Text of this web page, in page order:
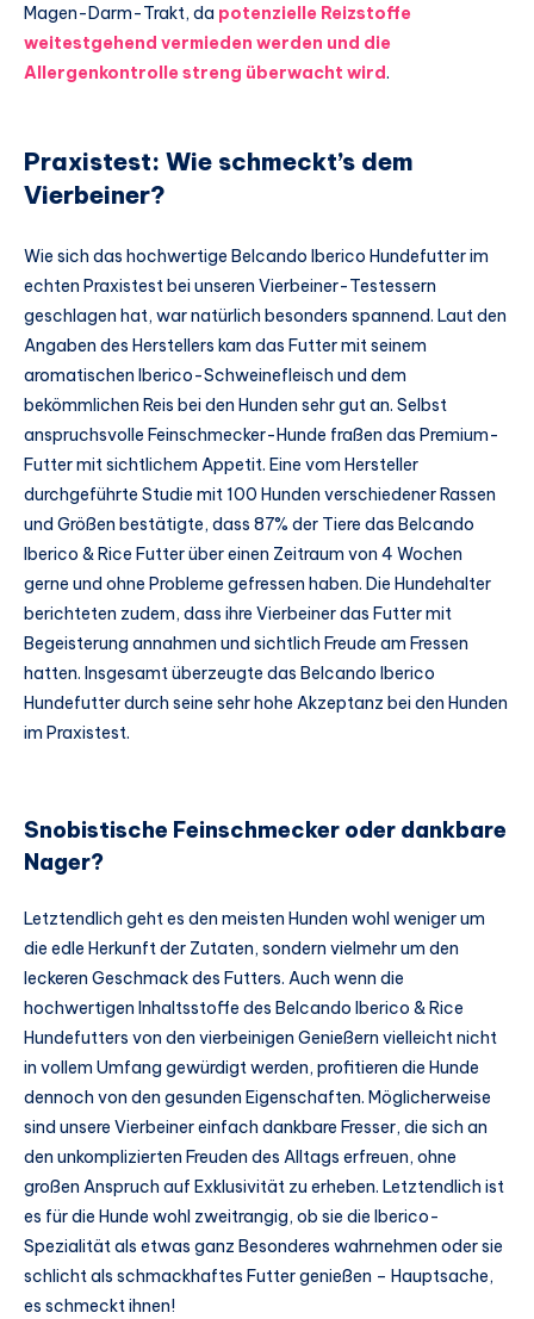
Magen-Darm-Trakt, da potenzielle Reizstoffe
weitestgehend vermieden werden und die
Allergenkontrolle streng überwacht wird.
Praxistest: Wie schmeckt’s dem
Vierbeiner?
Wie sich das hochwertige Belcando Iberico Hundefutter im
echten Praxistest bei unseren Vierbeiner-Testessern
geschlagen hat, war natürlich besonders spannend. Laut den
Angaben des Herstellers kam das Futter mit seinem
aromatischen Iberico-Schweinefleisch und dem
bekömmlichen Reis bei den Hunden sehr gut an. Selbst
anspruchsvolle Feinschmecker-Hunde fraßen das Premium-
Futter mit sichtlichem Appetit. Eine vom Hersteller
durchgeführte Studie mit 100 Hunden verschiedener Rassen
und Größen bestätigte, dass 87% der Tiere das Belcando
Iberico & Rice Futter über einen Zeitraum von 4 Wochen
gerne und ohne Probleme gefressen haben. Die Hundehalter
berichteten zudem, dass ihre Vierbeiner das Futter mit
Begeisterung annahmen und sichtlich Freude am Fressen
hatten. Insgesamt überzeugte das Belcando Iberico
Hundefutter durch seine sehr hohe Akzeptanz bei den Hunden
im Praxistest.
Snobistische Feinschmecker oder dankbare
Nager?
Letztendlich geht es den meisten Hunden wohl weniger um
die edle Herkunft der Zutaten, sondern vielmehr um den
leckeren Geschmack des Futters. Auch wenn die
hochwertigen Inhaltsstoffe des Belcando Iberico & Rice
Hundefutters von den vierbeinigen Genießern vielleicht nicht
in vollem Umfang gewürdigt werden, profitieren die Hunde
dennoch von den gesunden Eigenschaften. Möglicherweise
sind unsere Vierbeiner einfach dankbare Fresser, die sich an
den unkomplizierten Freuden des Alltags erfreuen, ohne
großen Anspruch auf Exklusivität zu erheben. Letztendlich ist
es für die Hunde wohl zweitrangig, ob sie die Iberico-
Spezialität als etwas ganz Besonderes wahrnehmen oder sie
schlicht als schmackhaftes Futter genießen – Hauptsache,
es schmeckt ihnen!